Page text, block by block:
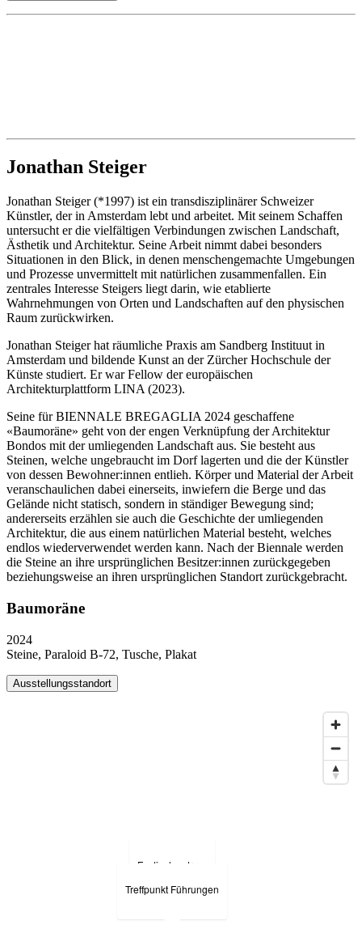
Jonathan Steiger
Jonathan Steiger (*1997) ist ein transdisziplinärer Schweizer
Künstler, der in Amsterdam lebt und arbeitet. Mit seinem Schaffen
untersucht er die vielfältigen Verbindungen zwischen Landschaft,
Ästhetik und Architektur. Seine Arbeit nimmt dabei besonders
Situationen in den Blick, in denen menschengemachte Umgebungen
und Prozesse unvermittelt mit natürlichen zusammenfallen. Ein
zentrales Interesse Steigers liegt darin, wie etablierte
Wahrnehmungen von Orten und Landschaften auf den physischen
Raum zurückwirken.
Jonathan Steiger hat räumliche Praxis am Sandberg Instituut in
Amsterdam und bildende Kunst an der Zürcher Hochschule der
Künste studiert. Er war Fellow der europäischen
Architekturplattform LINA (2023).
Seine für BIENNALE BREGAGLIA 2024 geschaffene
«Baumoräne» geht von der engen Verknüpfung der Architektur
Bondos mit der umliegenden Landschaft aus. Sie besteht aus
Steinen, welche ungebraucht im Dorf lagerten und die der Künstler
von dessen Bewohner:innen entlieh. Körper und Material der Arbeit
veranschaulichen dabei einerseits, inwiefern die Berge und das
Gelände nicht statisch, sondern in ständiger Bewegung sind;
andererseits erzählen sie auch die Geschichte der umliegenden
Architektur, die aus einem natürlichen Material besteht, welches
endlos wiederverwendet werden kann. Nach der Biennale werden
die Steine an ihre ursprünglichen Besitzer:innen zurückgegeben
beziehungsweise an ihren ursprünglichen Standort zurückgebracht.
Baumoräne
2024
Steine, Paraloid B-72, Tusche, Plakat
Ausstellungsstandort
Festivalzentrum
Treffpunkt Führungen